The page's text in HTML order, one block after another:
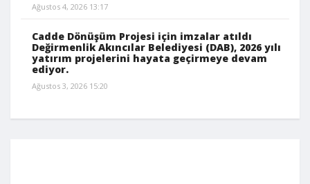
Ağustos 4, 2026 13:17
Cadde Dönüşüm Projesi için imzalar atıldı
Değirmenlik Akıncılar Belediyesi (DAB), 2026 yılı
yatırım projelerini hayata geçirmeye devam
ediyor.
Ağustos 3, 2026 15:20